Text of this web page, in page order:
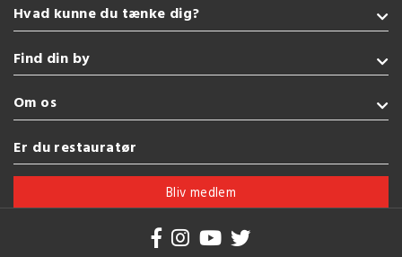
Hvad kunne du tænke dig?
Takeaway
Glutenfri
Grill
Pizza
Se flere køkkener
Find din by
Sønderborg
Kolding
Esbjerg
Vejle
Om os
Handelsbetingelser
Brug af cookies
Er du restauratør
Bliv medlem